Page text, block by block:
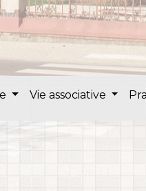
Vie associative